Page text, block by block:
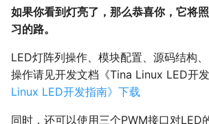
如果你看到灯亮了，那么恭喜你，它将
习的路。
LED灯阵列操作、模块配置、源码结构
操作请见开发文档《Tina Linux LED开发
Linux LED开发指南》下载
同时，还可以使用三个PWM接口对LED